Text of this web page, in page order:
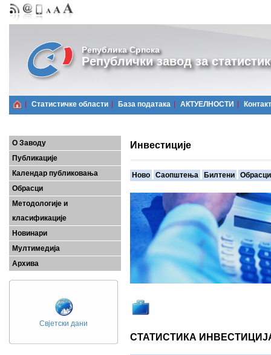
Република Српска
Републички завод за
Статистичке области Базa података АКТУЕЛНОСТИ Контакт
О Заводу
Публикације
Календар публиковања
Обрасци
Методологије и
класификације
Новинари
Мултимедија
Архива
Свјетски дани
Инвестиције
Ново Саопштења Билтени Обрасци
СТАТИСТИКА